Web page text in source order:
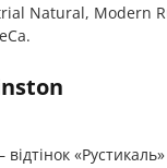
Natural, Modern